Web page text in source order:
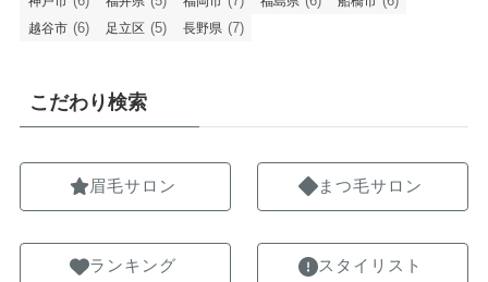
越谷市 (6) 足立区 (5) 長野県 (7)
こだわり検索
眉毛サロン
ランキング
まつ毛サロン
スタイリスト